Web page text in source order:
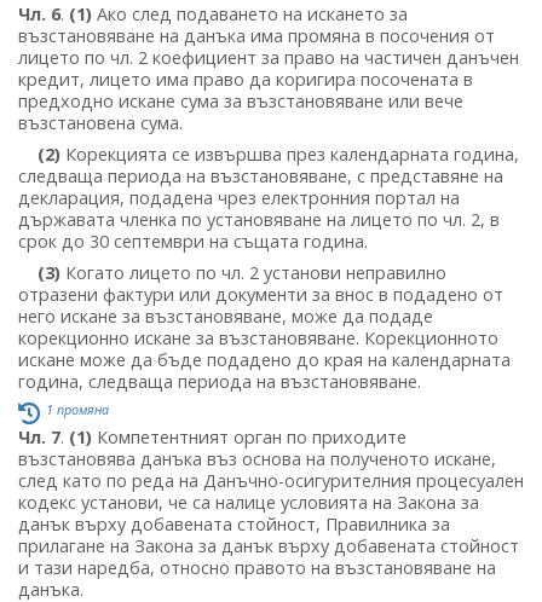
Чл. 6. (1) Ако след подаването на искането за
възстановяване на данъка има промяна в посочения от
лицето по чл. 2 коефициент за право на частичен данъчен
кредит, лицето има право да коригира посочената в
предходно искане сума за възстановяване или вече
възстановена сума.
(2) Корекцията се извършва през календарната година,
следваща периода на възстановяване, с представяне на
декларация, подадена чрез електронния портал на
държавата членка по установяване на лицето по чл. 2, в
срок до 30 септември на същата година.
(3) Когато лицето по чл. 2 установи неправилно
отразени фактури или документи за внос в подадено от
него искане за възстановяване, може да подаде
корекционно искане за възстановяване. Корекционното
искане може да бъде подадено до края на календарната
година, следваща периода на възстановяване.
1 промяна
Чл. 7. (1) Компетентният орган по приходите
възстановява данъка въз основа на полученото искане,
след като по реда на Данъчно-осигурителния процесуален
кодекс установи, че са налице условията на Закона за
данък върху добавената стойност, Правилника за
прилагане на Закона за данък върху добавената стойност
и тази наредба, относно правото на възстановяване на
данъка.